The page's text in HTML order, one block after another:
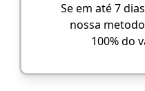
Se em até 7
nossa
100% do